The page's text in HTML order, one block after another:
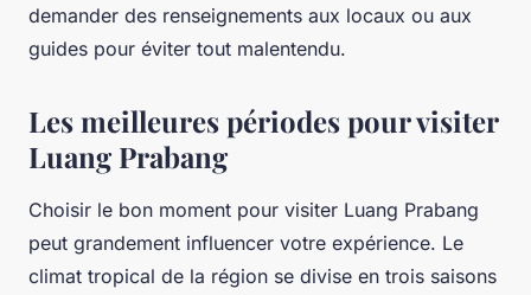
demander des renseignements aux locaux ou aux
guides pour éviter tout malentendu.
Les meilleures périodes pour visiter
Luang Prabang
Choisir le bon moment pour visiter Luang Prabang
peut grandement influencer votre expérience. Le
climat tropical de la région se divise en trois saisons